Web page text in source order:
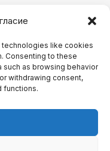
like cookies
Consenting to these
as browsing behavior
withdrawing consent,
functions.